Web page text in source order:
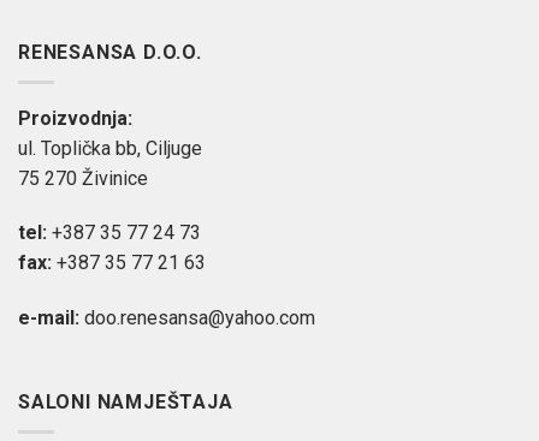
RENESANSA D.O.O.
Proizvodnja:
ul. Toplička bb, Ciljuge
75 270 Živinice
tel: +387 35 77 24 73
fax: +387 35 77 21 63
e-mail: doo.renesansa@yahoo.com
SALONI NAMJEŠTAJA